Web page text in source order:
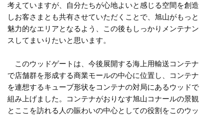
考えていますが、自分たちが心地よいと感じる空間を創造
しお客さまとも共有させていただくことで、旭山がもっと
魅力的なエリアとなるよう、この後もしっかりメンテナン
スしてまいりたいと思います。
このウッドゲートは、今後展開する海上用輸送コンテナ
で店舗群を形成する商業モールの中心に位置し、コンテナ
を連想するキューブ形状をコンテナの対局にあるウッドで
組み上げました。コンテナがおりなす旭山コナールの景観
とここを訪れる人の賑わいの中心としての役割をこのウッ